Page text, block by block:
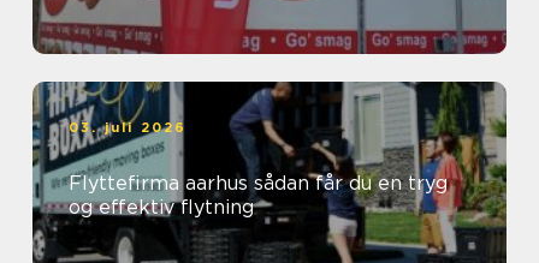
03. juli 2026
Flyttefirma aarhus sådan får du en tryg
og effektiv flytning